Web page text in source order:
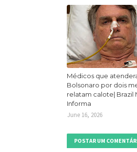
Médicos que
Bolsonaro por dois
relatam calote| Brazil
Informa
June 16, 2026
POSTAR UM